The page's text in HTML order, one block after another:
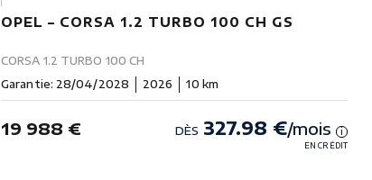
OPEL – CORSA 1.2 TURBO 100 CH GS
CORSA 1.2 TURBO 100 CH
Garantie: 28/04/2028
2026 10 km
19 988 € DÈS 327.98 €/mois i
EN CRÉDIT